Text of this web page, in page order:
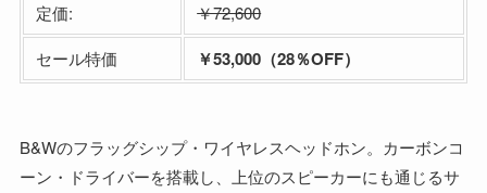
定価:
￥72,600
セール特価
￥53,000（28％OFF）
B&Wのフラッグシップ・ワイヤレスヘッドホン。カーボンコ
ーン・ドライバーを搭載し、上位のスピーカーにも通じるサ